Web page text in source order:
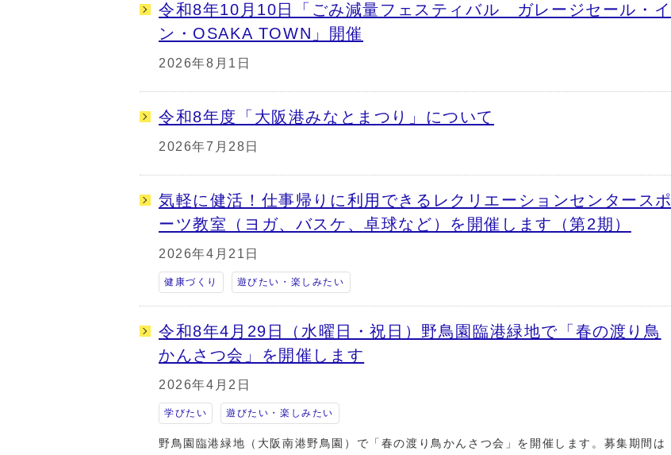
令和8年10月10日「ごみ減量フェスティバル ガレージセール・イ
ン・OSAKA TOWN」開催
2026年8月1日
令和8年度「大阪港みなとまつり」について
2026年7月28日
気軽に健活！仕事帰りに利用できるレクリエーションセンタースポ
ーツ教室（ヨガ、バスケ、卓球など）を開催します（第2期）
2026年4月21日
健康づくり 遊びたい・楽しみたい
令和8年4月29日（水曜日・祝日）野鳥園臨港緑地で「春の渡り鳥
かんさつ会」を開催します
2026年4月2日
学びたい 遊びたい・楽しみたい
野鳥園臨港緑地（大阪南港野鳥園）で「春の渡り鳥かんさつ会」を開催します。募集期間は